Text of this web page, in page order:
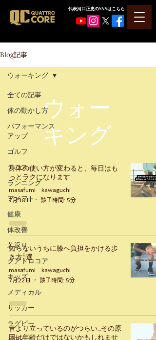
​代表河口正史のSNSはこちら
Blog記事
全ての記事
体の動かし方
パフォーマンス
アップ
ゴルフ
テニス
ランニング
アメフト
健康
体改善
若返り
クアトロコア
キッズ
メディカル
サッカー
ラグビー
ウォーキング
ウォー
キング
身体の使い方が変わると、毎日はも
っとラクになります
masafumi kawaguchi
7月30日
読了時間: 5分
知らないうちに膝へ負担をかける歩
き方5選
masafumi kawaguchi
7月22日
読了時間: 5分
昔より立っているのがつらい…その原
因は年齢だけではないかもしれませ